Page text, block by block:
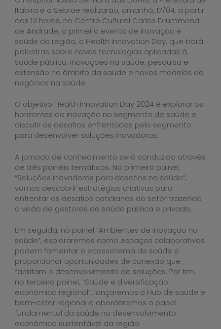
Itabira e o Sebrae realizarão, amanhã, 17/04, a partir
das 13 horas, no Centro Cultural Carlos Drummond
de Andrade, o primeiro evento de inovação e
saúde da região, o Health Innovation Day, que trará
palestras sobre novas tecnologias aplicadas à
saúde pública, inovações na saúde, pesquisa e
extensão no âmbito da saúde e novos modelos de
negócios na saúde.
O objetivo Health Innovation Day 2024 é explorar os
horizontes da inovação no segmento de saúde e
discutir os desafios enfrentados pelo segmento
para desenvolver soluções inovadoras.
A jornada de conhecimento será conduzida através
de três painéis temáticos. No primeiro painel,
“Soluções inovadoras para desafios na saúde”,
vamos descobrir estratégias criativas para
enfrentar os desafios cotidianos do setor trazendo
a visão de gestores de saúde pública e privada.
Em seguida, no painel “Ambientes de inovação na
saúde”, exploraremos como espaços colaborativos
podem fomentar o ecossistema de saúde e
proporcionar oportunidades de conexão que
facilitam o desenvolvimento de soluções. Por fim,
no terceiro painel, “Saúde e diversificação
econômica regional”, lançaremos o Hub de saúde e
bem-estar regional e abordaremos o papel
fundamental da saúde no desenvolvimento
econômico sustentável da região.